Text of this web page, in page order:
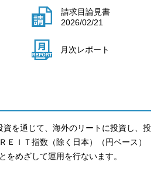
請求目論見書
2026/02/21
月次レポート
資を通じて、海外のリートに投資し、投
ＥＩＴ指数（除く日本）（円ベース）
をめざして運用を行ないます。